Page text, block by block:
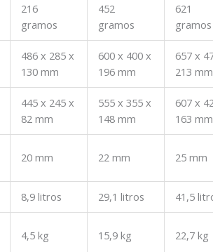
216
gramos
452
gramos
621
gramos
486 x 285 x
130 mm
600 x 400 x
196 mm
657 x
213 mm
445 x 245 x
82 mm
555 x 355 x
148 mm
607 x
163 mm
20 mm 22 mm 25 mm
8,9 litros 29,1 litros 41,5
4,5 kg 15,9 kg 22,7 kg